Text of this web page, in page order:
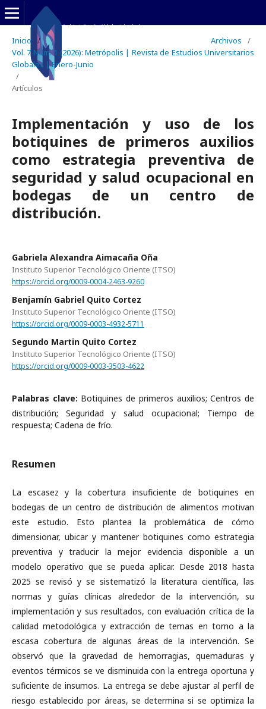
Inicio / Archivos
/
Vol. 7 Núm. 1 (2026): Metrópolis | Revista de Estudios Universitarios
Globales | Enero-Junio
/
Artículos
Implementación y uso de los
botiquines de primeros auxilios
como estrategia preventiva de
seguridad y salud ocupacional en
bodegas de un centro de
distribución.
Gabriela Alexandra Aimacaña Oña
Instituto Superior Tecnológico Oriente (ITSO)
https://orcid.org/0009-0004-2463-9260
Benjamín Gabriel Quito Cortez
Instituto Superior Tecnológico Oriente (ITSO)
https://orcid.org/0009-0003-4932-5711
Segundo Martin Quito Cortez
Instituto Superior Tecnológico Oriente (ITSO)
https://orcid.org/0009-0003-3503-4622
Palabras clave: Botiquines de primeros auxilios; Centros de
distribución; Seguridad y salud ocupacional; Tiempo de
respuesta; Cadena de frío.
Resumen
La escasez y la cobertura insuficiente de botiquines en
bodegas de un centro de distribución de alimentos motivan
este estudio. Esto plantea la problemática de cómo
dimensionar, ubicar y mantener botiquines como estrategia
preventiva y traducir la mejor evidencia disponible a un
modelo operativo que se pueda aplicar. Desde 2018 hasta
2025 se revisó y se sistematizó la literatura científica, las
normas y guías clínicas alrededor de la intervención, su
implementación y sus resultados, con evaluación crítica de la
calidad metodológica y extracción de temas en torno a la
escasa cobertura de algunas áreas de la intervención. Se
observó que la gravedad de hemorragias, quemaduras y
eventos térmicos se ve disminuida con la entrega oportuna y
suficiente de insumos. La entrega se debe ajustar al perfil de
riesgo establecido por áreas, se determina si se optimiza la